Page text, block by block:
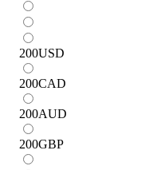
200USD
200CAD
200AUD
200GBP